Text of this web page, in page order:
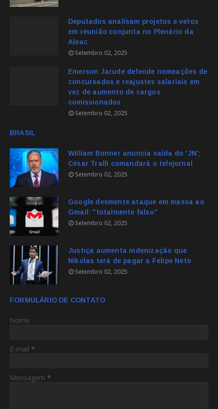
Deputados analisam projetos e vetos
em reunião conjunta no Plenário da
Aleac
Setembro 02, 2025
Emerson Jarude defende nomeações de
concursados e reajustes salariais em
vez de aumento de cargos
comissionados
Setembro 02, 2025
BRASIL
William Bonner anuncia saída do 'JN';
César Tralli comandará o telejornal
Setembro 02, 2025
Google desmente ataque em massa ao
Gmail: "totalmente falso"
Setembro 02, 2025
Justiça aumenta indenização que
Nikolas terá de pagar a Felipe Neto
Setembro 02, 2025
FORMULÁRIO DE CONTATO
Nome
E-mail *
Mensagem *